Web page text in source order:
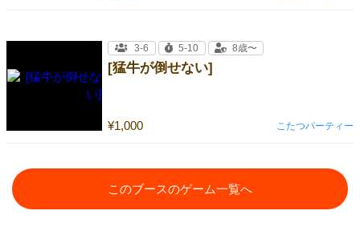
[猛牛が倒せない]
¥1,000
3-6 5-10 8歳〜
こたつパーティー
このブースのゲーム一覧へ